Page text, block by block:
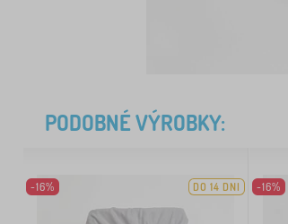
PODOBNÉ VÝROBKY:
-16% DO 14 DNI -16%